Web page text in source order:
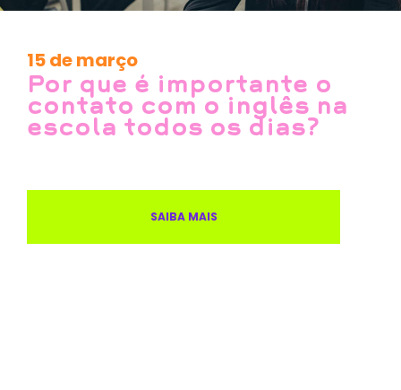
15 de março
Por que é importante o
contato com o inglês na
escola todos os dias?
SAIBA MAIS